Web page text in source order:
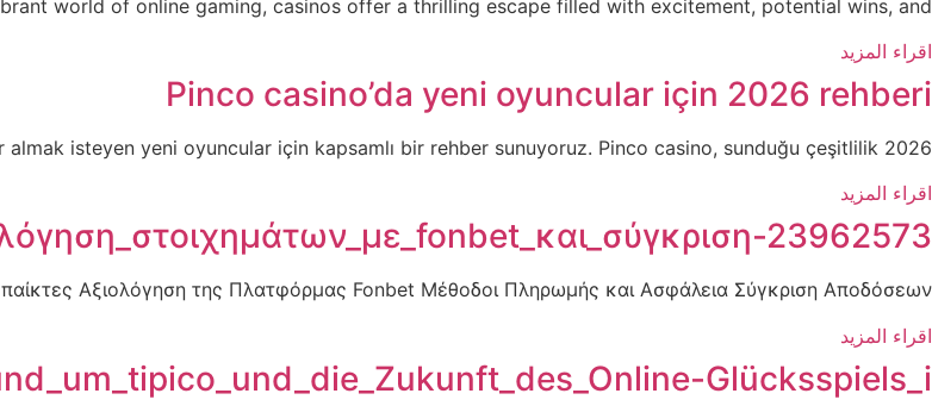
world of online gaming, casinos offer a thrilling escape filled with excitement, potential wins, and
اقراء المزيد
Pinco casino’da yeni oyuncular için 2026 rehberi
2026 yılı itibarıyla online casino dünyasında yer almak isteyen yeni oyuncular için kapsamlı bir rehber sunuyoruz. Pinco casino, sunduğu çeşitlilik
اقراء المزيد
23962573
Αξιολόγηση της Πλατφόρμας Fonbet Μέθοδοι Πληρωμής και Ασφάλεια Σύγκριση Αποδόσεων
اقراء المزيد
Glücksspiels_i